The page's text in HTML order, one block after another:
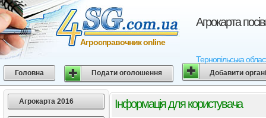
Агрокарта
Тернопільська
Агросправочник online
Головна Подати оголошення Добавити
Агрокарта 2016 Інформація для користувача